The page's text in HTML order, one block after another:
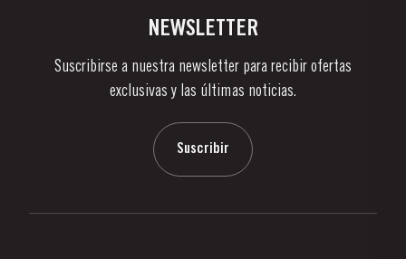
Noticias
NEWSLETTER
Suscribirse a nuestra newsletter para recibir ofertas
exclusivas y las últimas noticias.
Suscribir